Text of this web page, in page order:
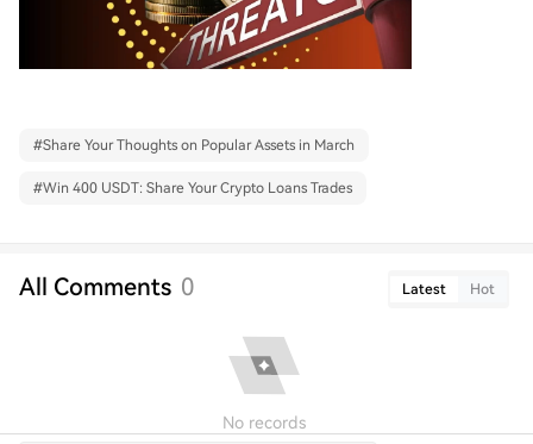
#Share Your Thoughts on Popular Assets in March
#Win 400 USDT: Share Your Crypto Loans Trades
All Comments 0 Latest Hot
No records